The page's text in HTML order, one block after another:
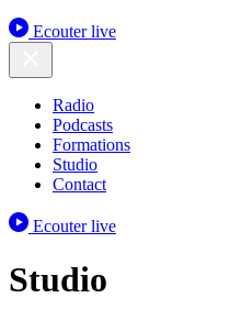
Ecouter live
Radio
Podcasts
Formations
Studio
Contact
Ecouter live
Studio